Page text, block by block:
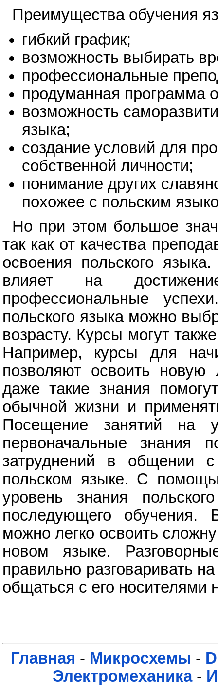
Преимущества обучения
гибкий график;
возможность выбирать
профессиональные
продуманная программа
возможность
языка;
создание условий для
собственной личности;
понимание других
похожее с польским
Но при этом большое
так как от качества
освоения польского
влияет на
профессиональные
польского языка можно
возрасту. Курсы могут
Например, курсы для
позволяют освоить
даже такие знания
обычной жизни и
Посещение занятий на
первоначальные знания
затруднений в общении
польском языке. С
уровень знания
последующего обучения.
можно легко освоить
новом языке.
правильно разговаривать
общаться с его
Главная - Микросхемы -
Электромеханика-